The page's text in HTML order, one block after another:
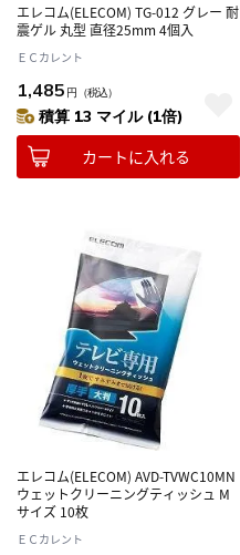
エレコム(ELECOM) TG-012 グレー 耐
震ゲル 丸型 直径25mm 4個入
ＥＣカレント
1,485 円 （税込）
積算 13 マイル (1倍)
カートに入れる
エレコム(ELECOM) AVD-TVWC10MN
ウェットクリーニングティッシュ M
サイズ 10枚
ＥＣカレント